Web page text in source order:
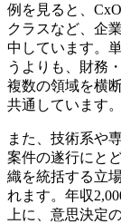
例を見ると、
クラスなど、企
中しています。
うよりも、財務
複数の領域を横
共通しています。
また、技術系や
案件の遂行にと
織を統括する立
れます。年収
上に、意思決定